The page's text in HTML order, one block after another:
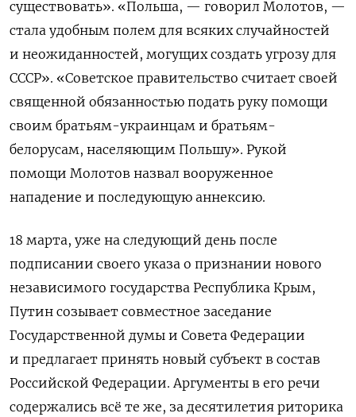
существовать». «Польша, — говорил Молотов, —
стала удобным полем для всяких случайностей
и неожиданностей, могущих создать угрозу для
СССР». «Советское правительство считает своей
священной обязанностью подать руку помощи
своим братьям-украинцам и братьям-
белорусам, населяющим Польшу». Рукой
помощи Молотов назвал вооруженное
нападение и последующую аннексию.
18 марта, уже на следующий день после
подписании своего указа о признании нового
независимого государства Республика Крым,
Путин созывает совместное заседание
Государственной думы и Совета Федерации
и предлагает принять новый субъект в состав
Российской Федерации. Аргументы в его речи
содержались всё те же, за десятилетия риторика